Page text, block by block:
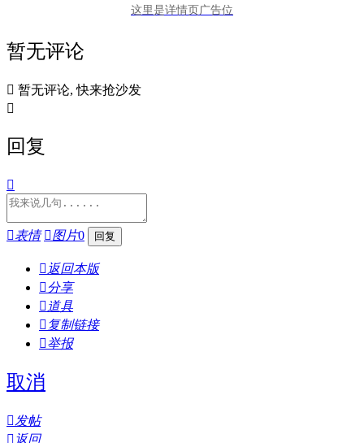
这里是详情页广告位
暂无评论
 暂无评论, 快来抢沙发

回复

表情 图片0
 返回本版
分享
 道具
 复制链接
举报
取消
发帖
 返回